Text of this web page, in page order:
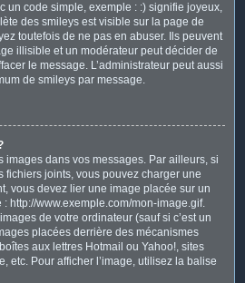
un code simple, exemple : :) signifie joyeux,
des smileys est visible sur la page de
toutefois de ne pas en abuser. Ils peuvent
illisible et un modérateur peut décider de
le message. L’administrateur peut aussi
de smileys par message.
images dans vos messages. Par ailleurs, si
fichiers joints, vous pouvez charger une
vous devez lier une image placée sur un
http://www.exemple.com/mon-image.gif.
de votre ordinateur (sauf si c’est un
placées derrière des mécanismes
aux lettres Hotmail ou Yahoo!, sites
etc. Pour afficher l’image, utilisez la balise